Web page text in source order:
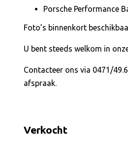
Porsche Performance
Foto’s binnenkort
U bent steeds welkom in
Contacteer ons via 0471/
afspraak.
Verkocht